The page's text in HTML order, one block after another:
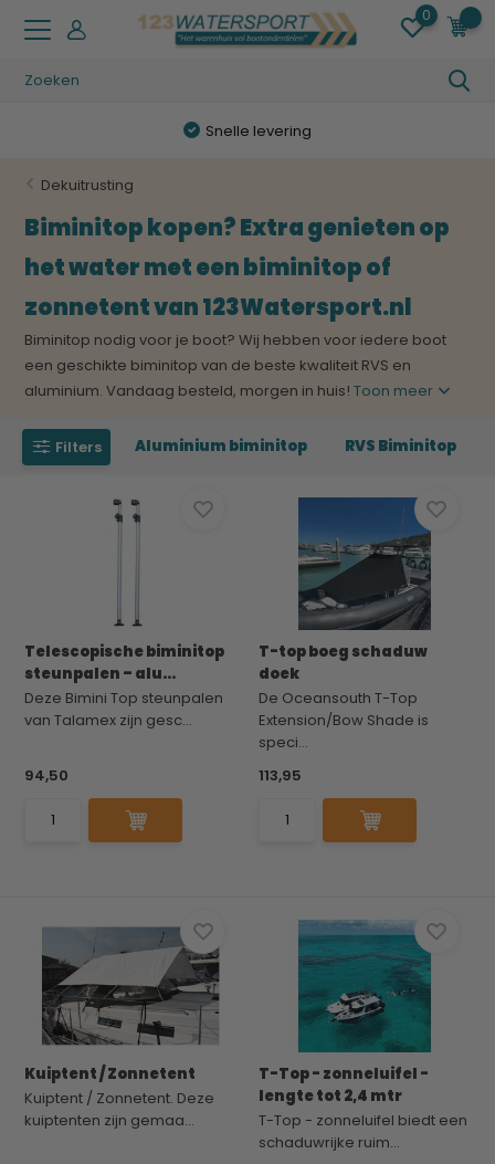
0
Snelle levering
Dekuitrusting
Biminitop kopen? Extra genieten op
het water met een biminitop of
zonnetent van 123Watersport.nl
Biminitop nodig voor je boot? Wij hebben voor iedere boot
een geschikte biminitop van de beste kwaliteit RVS en
aluminium. Vandaag besteld, morgen in huis!Toon meer
Filters Aluminium biminitop RVS Biminitop
Telescopische biminitop
steunpalen – alu...
Deze Bimini Top steunpalen
van Talamex zijn gesc...
94,50
T-top boeg schaduw
doek
De Oceansouth T-Top
Extension/Bow Shade is
speci...
113,95
Kuiptent / Zonnetent
Kuiptent / Zonnetent. Deze
kuiptenten zijn gemaa...
T-Top - zonneluifel -
lengte tot 2,4 mtr
T-Top - zonneluifel biedt een
schaduwrijke ruim...